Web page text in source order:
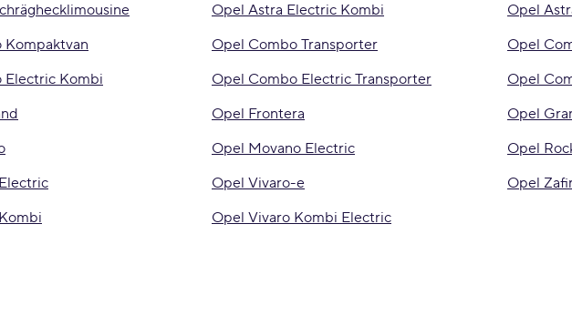
Opel Astra Electric Kombi
Opel
Opel Combo Transporter
Opel
Electric Kombi Opel Combo Electric Transporter
Opel
Opel Frontera
Opel
Opel Movano Electric
Opel
Opel Vivaro-e
Opel
Opel Vivaro Kombi Electric